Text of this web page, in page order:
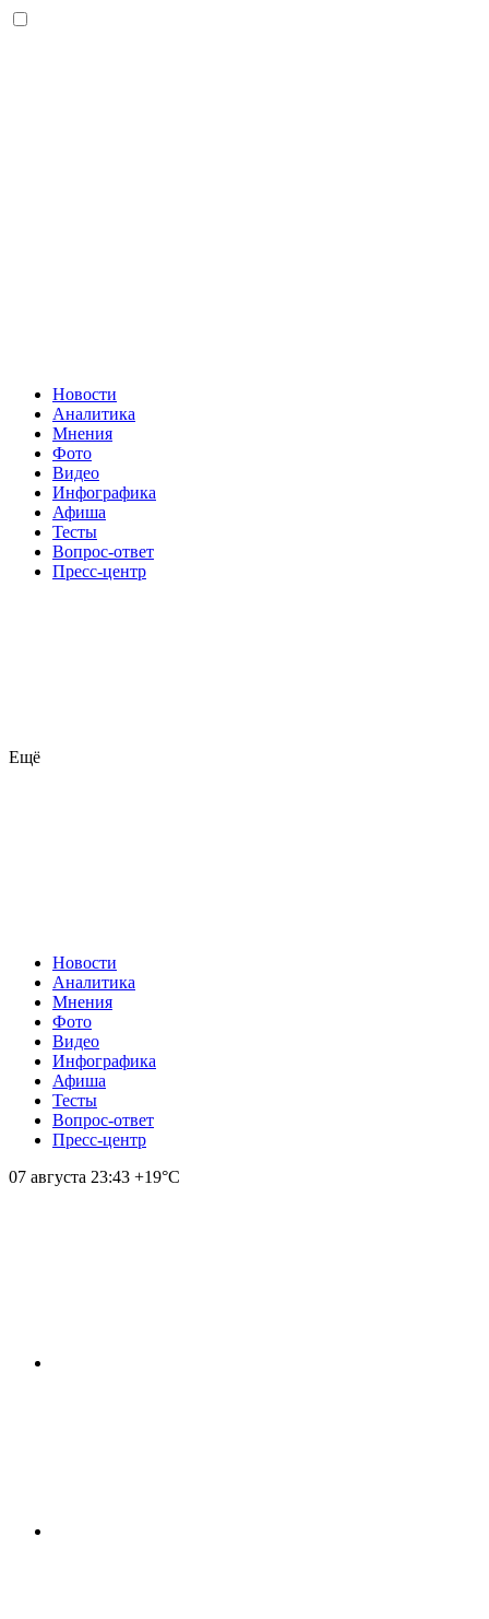
Новости
Аналитика
Мнения
Фото
Видео
Инфографика
Афиша
Тесты
Вопрос-ответ
Пресс-центр
Ещё
Новости
Аналитика
Мнения
Фото
Видео
Инфографика
Афиша
Тесты
Вопрос-ответ
Пресс-центр
07 августа 23:43 +19°С